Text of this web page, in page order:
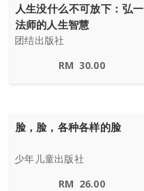
人生没什么不可放下：弘一
法师的人生智慧
团结出版社
RM 30.00
脸，脸，各种各样的脸
少年儿童出版社
RM 26.00